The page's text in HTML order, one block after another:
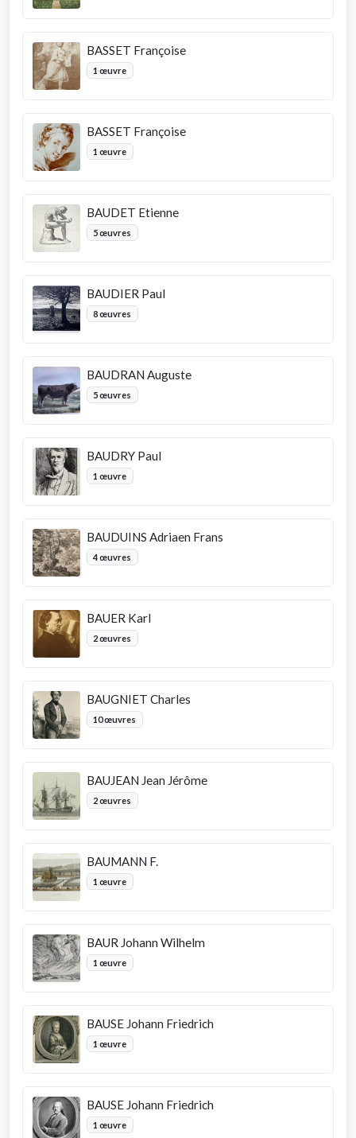
BASSET Françoise
1 œuvre
BASSET Françoise
1 œuvre
BAUDET Etienne
5 œuvres
BAUDIER Paul
8 œuvres
BAUDRAN Auguste
5 œuvres
BAUDRY Paul
1 œuvre
BAUDUINS Adriaen Frans
4 œuvres
BAUER Karl
2 œuvres
BAUGNIET Charles
10 œuvres
BAUJEAN Jean Jérôme
2 œuvres
BAUMANN F.
1 œuvre
BAUR Johann Wilhelm
1 œuvre
BAUSE Johann Friedrich
1 œuvre
BAUSE Johann Friedrich
1 œuvre